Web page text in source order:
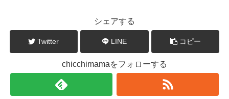
シェアする
Twitter LINE コピー
chicchimamaをフォローする